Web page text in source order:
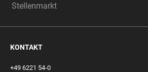
Stellenmarkt
KONTAKT
+49 6221 54-0